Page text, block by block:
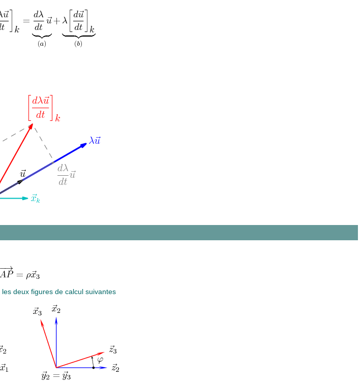
deux figures de calcul suivantes